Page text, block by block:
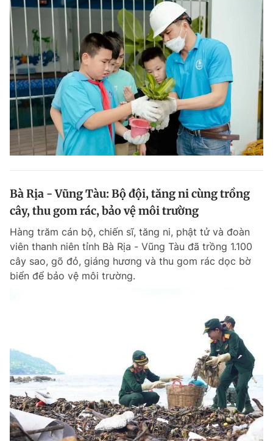
Bà Rịa - Vũng Tàu: Bộ đội, tăng ni cùng trồng
cây, thu gom rác, bảo vệ môi trường
Hàng trăm cán bộ, chiến sĩ, tăng ni, phật tử và đoàn
viên thanh niên tỉnh Bà Rịa - Vũng Tàu đã trồng 1.100
cây sao, gõ đỏ, giáng hương và thu gom rác dọc bờ
biển để bảo vệ môi trường.